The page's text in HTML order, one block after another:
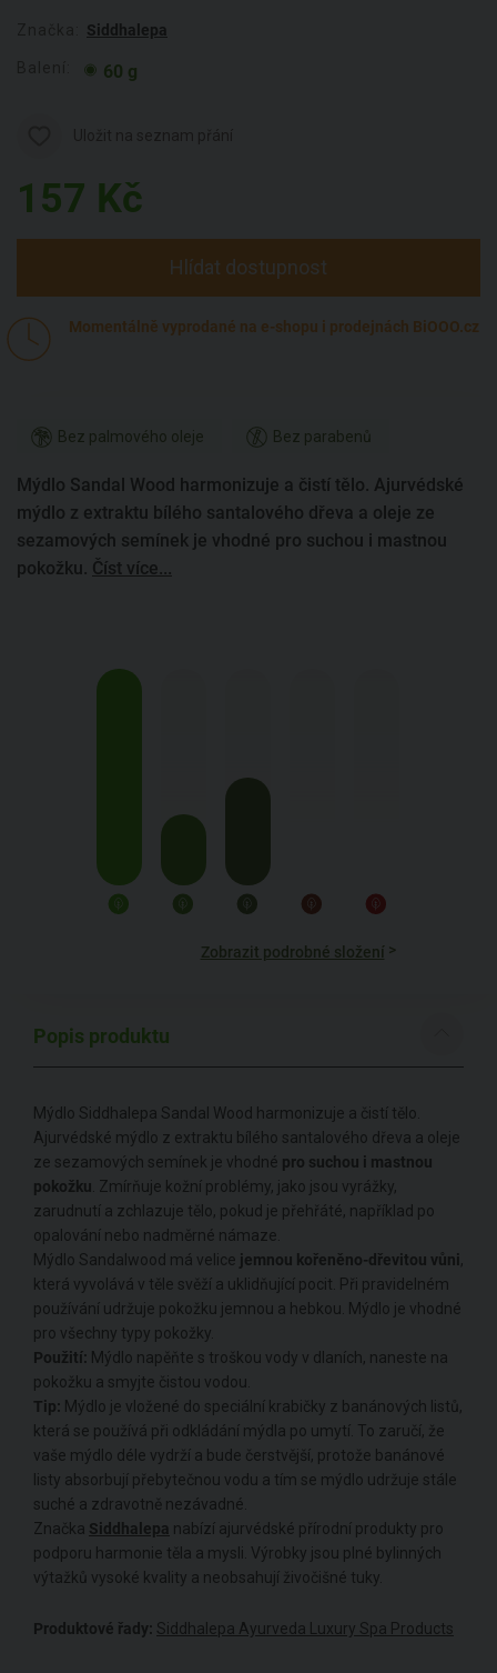
Siddhalepa
60 g
157 Kč
Hlídat dostupnost
Momentálně vyprodané na e-shopu i prodejnách BiOOO.cz
Bez palmového oleje Bez parabenů
Mýdlo Sandal Wood harmonizuje a čistí tělo. Ajurvédské
mýdlo z extraktu bílého santalového dřeva a oleje ze
sezamových semínek je vhodné pro suchou i mastnou
pokožku. Číst více...
Zobrazit podrobné složení >
Popis produktu
Mýdlo Siddhalepa Sandal Wood harmonizuje a čistí tělo.
Ajurvédské mýdlo z extraktu bílého santalového dřeva a oleje
ze sezamových semínek je vhodné pro suchou i mastnou
pokožku . Zmírňuje kožní problémy, jako jsou vyrážky,
zarudnutí a zchlazuje tělo, pokud je přehřáté, například po
opalování nebo nadměrné námaze.
Mýdlo Sandalwood má velice jemnou kořeněno-dřevitou vůni,
která vyvolává v těle svěží a uklidňující pocit. Při pravidelném
používání udržuje pokožku jemnou a hebkou. Mýdlo je vhodné
pro všechny typy pokožky.
Použití: Mýdlo napěňte s troškou vody v dlaních, naneste na
pokožku a smyjte čistou vodou.
Tip: Mýdlo je vložené do speciální krabičky z banánových listů,
která se používá při odkládání mýdla po umytí. To zaručí, že
vaše mýdlo déle vydrží a bude čerstvější, protože banánové
listy absorbují přebytečnou vodu a tím se mýdlo udržuje stále
suché a zdravotně nezávadné.
Značka Siddhalepa nabízí ajurvédské přírodní produkty pro
podporu harmonie těla a mysli. Výrobky jsou plné bylinných
výtažků vysoké kvality a neobsahují živočišné tuky.
Produktové řady: Siddhalepa Ayurveda Luxury Spa Products